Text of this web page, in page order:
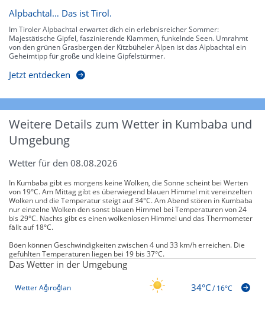
Alpbachtal… Das ist Tirol.
Im Tiroler Alpbachtal erwartet dich ein erlebnisreicher Sommer:
Majestätische Gipfel, faszinierende Klammen, funkelnde Seen. Umrahmt
von den grünen Grasbergen der Kitzbüheler Alpen ist das Alpbachtal ein
Geheimtipp für große und kleine Gipfelstürmer.
Jetzt entdecken
Weitere Details zum Wetter in Kumbaba und
Umgebung
Wetter für den 08.08.2026
In Kumbaba gibt es morgens keine Wolken, die Sonne scheint bei Werten
von 19°C. Am Mittag gibt es überwiegend blauen Himmel mit vereinzelten
Wolken und die Temperatur steigt auf 34°C. Am Abend stören in Kumbaba
nur einzelne Wolken den sonst blauen Himmel bei Temperaturen von 24
bis 29°C. Nachts gibt es einen wolkenlosen Himmel und das Thermometer
fällt auf 18°C.
Böen können Geschwindigkeiten zwischen 4 und 33 km/h erreichen. Die
gefühlten Temperaturen liegen bei 19 bis 37°C.
Das Wetter in der Umgebung
Wetter Ağıroğlan 34°C/16°C